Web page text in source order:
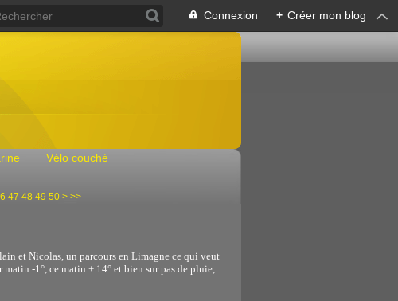
Connexion + Créer mon blog
Vélo couché
47 48 49 50 60
70
> >>
et Nicolas, un parcours en Limagne ce qui veut
-1°, ce matin + 14° et bien sur pas de pluie,